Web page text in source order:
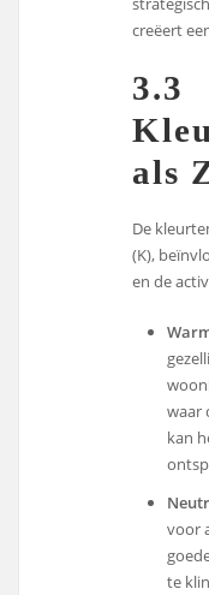
creëert
3.3
als
De
(K),
en de
waar
kan
voor
te